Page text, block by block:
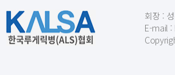
회장 :
E-mail :